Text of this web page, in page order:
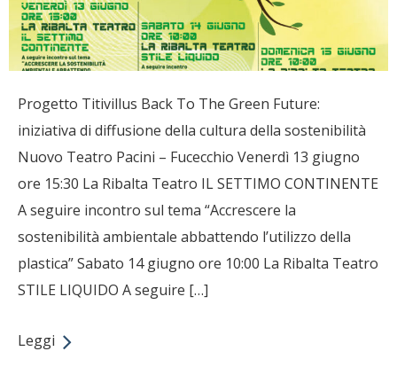
Progetto Titivillus Back To The Green Future:
iniziativa di diffusione della cultura della sostenibilità
Nuovo Teatro Pacini – Fucecchio Venerdì 13 giugno
ore 15:30 La Ribalta Teatro IL SETTIMO CONTINENTE
A seguire incontro sul tema “Accrescere la
sostenibilità ambientale abbattendo l’utilizzo della
plastica” Sabato 14 giugno ore 10:00 La Ribalta Teatro
STILE LIQUIDO A seguire […]
Leggi